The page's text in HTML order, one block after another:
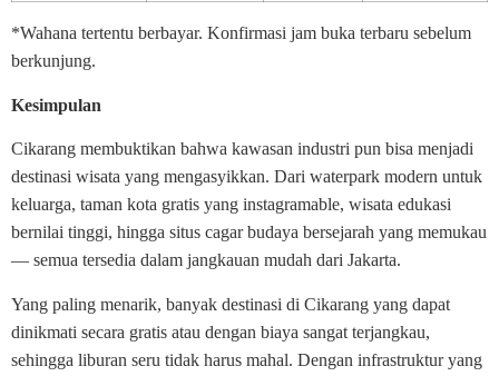
*Wahana tertentu berbayar. Konfirmasi jam buka terbaru sebelum
berkunjung.
Kesimpulan
Cikarang membuktikan bahwa kawasan industri pun bisa menjadi
destinasi wisata yang mengasyikkan. Dari waterpark modern untuk
keluarga, taman kota gratis yang instagramable, wisata edukasi
bernilai tinggi, hingga situs cagar budaya bersejarah yang memukau
— semua tersedia dalam jangkauan mudah dari Jakarta.
Yang paling menarik, banyak destinasi di Cikarang yang dapat
dinikmati secara gratis atau dengan biaya sangat terjangkau,
sehingga liburan seru tidak harus mahal. Dengan infrastruktur yang